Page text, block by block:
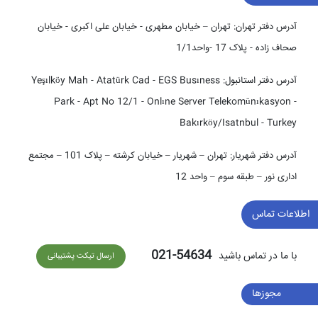
آدرس دفتر تهران: تهران – خیابان مطهری - خیابان علی اکبری - خیابان
صحاف زاده - پلاک 17 -واحد1/1
آدرس دفتر استانبول: Yeşılköy Mah - Atatürk Cad - EGS Busıness
Park - Apt No 12/1 - Onlıne Server Telekomünıkasyon -
Bakırköy/Isatnbul - Turkey
آدرس دفتر شهریار:
تهران – شهریار – خیابان کرشته – پلاک 101 – مجتمع
اداری نور – طبقه سوم – واحد 12
اطلاعات تماس
ارسال تیکت پشتیبانی با ما در تماس باشید 54634-021
مجوزها